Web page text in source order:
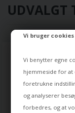
Vi bruger cookies
Vi benytter egne
hjemmeside for at
foretrukne
og analyserer
forbedres, og at
UDVALGT